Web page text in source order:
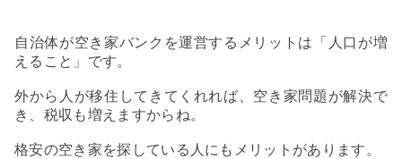
自治体が空き家バンクを運営するメリットは「人口が増
えること」です。
外から人が移住してきてくれれば、空き家問題が解決で
き、税収も増えますからね。
格安の空き家を探している人にもメリットがあります。